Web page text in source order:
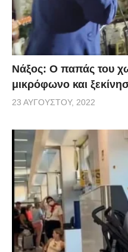
Νάξος: Ο παπάς του
μικρόφωνο και
23 ΑΥΓΟΎΣΤΟΥ, 2022